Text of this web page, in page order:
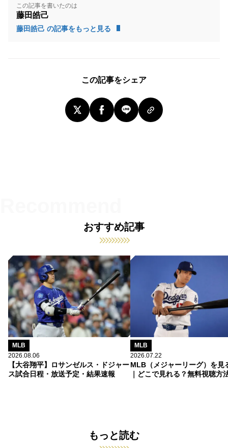
この記事を書いたのは
藤田皓己
藤田皓己 の記事をもっと見る
この記事をシェア
おすすめ記事
MLB
2026.08.06
【大谷翔平】ロサンゼルス・ドジャー
ス試合日程・放送予定・結果速報
MLB
2026.07.22
MLB（メジャーリーグ）を見
｜どこで見れる？無料視聴方
もっと読む